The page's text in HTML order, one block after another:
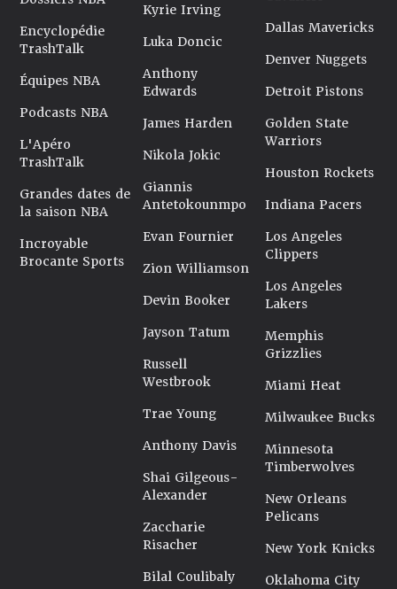
Encyclopédie
TrashTalk
Équipes NBA
Podcasts NBA
L'Apéro
TrashTalk
Grandes dates de
la saison NBA
Incroyable
Brocante Sports
Kyrie Irving
Luka Doncic
Anthony
Edwards
James Harden
Nikola Jokic
Giannis
Antetokounmpo
Evan Fournier
Zion Williamson
Devin Booker
Jayson Tatum
Russell
Westbrook
Trae Young
Anthony Davis
Shai Gilgeous-
Alexander
Zaccharie
Risacher
Bilal Coulibaly
Dallas Mavericks
Denver Nuggets
Detroit Pistons
Golden State
Warriors
Houston Rockets
Indiana Pacers
Los Angeles
Clippers
Los Angeles
Lakers
Memphis
Grizzlies
Miami Heat
Milwaukee Bucks
Minnesota
Timberwolves
New Orleans
Pelicans
New York Knicks
Oklahoma City